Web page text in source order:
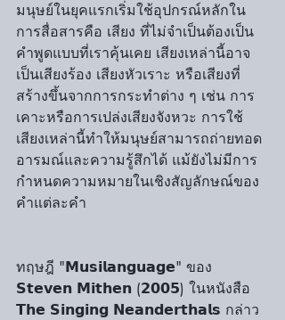
มนุษย์ในยุคแรกเริ่มใช้อุปกรณ์หลักใน
การสื่อสารคือ เสียง ที่ไม่จำเป็นต้องเป็น
คำพูดแบบที่เราคุ้นเคย เสียงเหล่านี้อาจ
เป็นเสียงร้อง เสียงหัวเราะ หรือเสียงที่
สร้างขึ้นจากการกระทำต่าง ๆ เช่น การ
เคาะหรือการเปล่งเสียงจังหวะ การใช้
เสียงเหล่านี้ทำให้มนุษย์สามารถถ่ายทอด
อารมณ์และความรู้สึกได้ แม้ยังไม่มีการ
กำหนดความหมายในเชิงสัญลักษณ์ของ
คำแต่ละคำ
ทฤษฎี "𝗠𝘂𝘀𝗶𝗹𝗮𝗻𝗴𝘂𝗮𝗴𝗲" ของ
𝗦𝘁𝗲𝘃𝗲𝗻 𝗠𝗶𝘁𝗵𝗲𝗻 (𝟮𝟬𝟬𝟱) ในหนังสือ
𝗧𝗵𝗲 𝗦𝗶𝗻𝗴𝗶𝗻𝗴 𝗡𝗲𝗮𝗻𝗱𝗲𝗿𝘁𝗵𝗮𝗹𝘀 กล่าว